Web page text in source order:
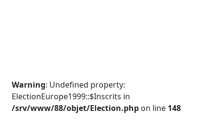
Warning: Undefined property:
ElectionEurope1999::$Inscrits in
/srv/www/88/objet/Election.php on line 148